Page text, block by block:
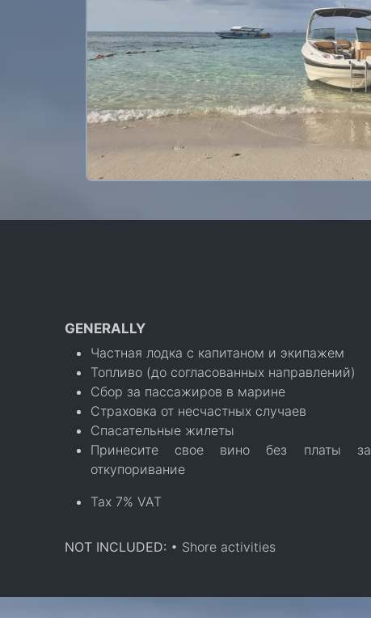
GENERALLY
Частная лодка с капитаном и экипажем
Топливо (до согласованных направлений)
Сбор за пассажиров в марине
Страховка от несчастных случаев
Спасательные жилеты
Принесите свое вино без платы за
откупоривание
Tax 7% VAT
NOT INCLUDED: • Shore activities